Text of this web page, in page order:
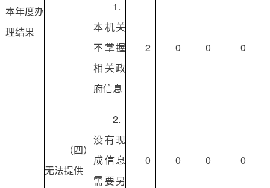
本年度办
理结果
（四）
无法提供
1.
本机关
不掌握
相关政
府信息
2 0 0 0
2.
没有现
成信息
需要另
0 0 0 0